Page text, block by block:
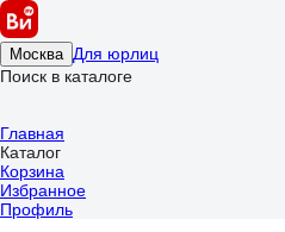
Москва Для юрлиц
Поиск в каталоге
Главная
Каталог
Корзина
Избранное
Профиль